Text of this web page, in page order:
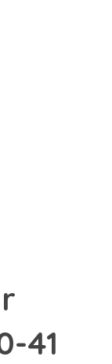
41